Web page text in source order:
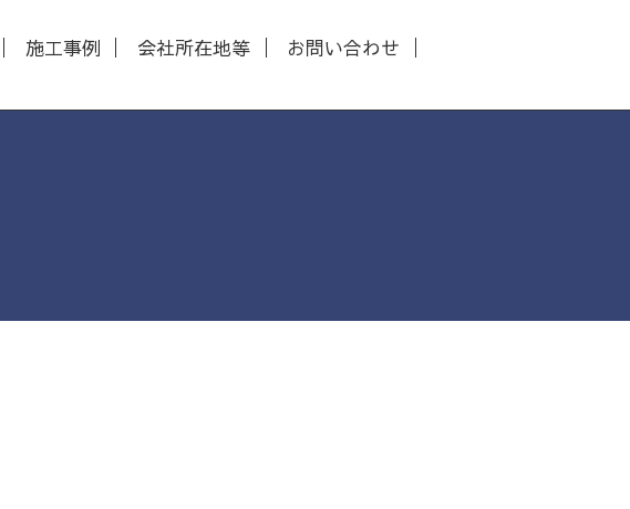
施工事例 会社所在地等
お問い合わせ